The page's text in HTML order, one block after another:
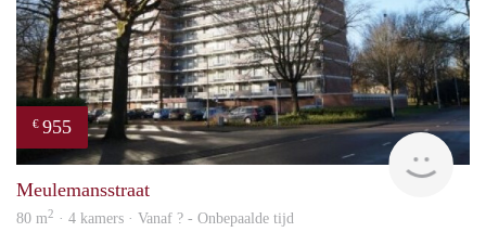
€ 955
Meulemansstraat
80 m2 · 4 kamers · Vanaf ? - Onbepaalde tijd